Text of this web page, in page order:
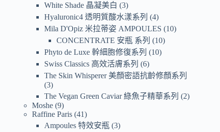
White Shade 晶凝美白
3
Hyaluronic4 透明質酸水漾系列
4
Mila D'Opiz 米拉蒂姿 AMPOULES
10
CONCENTRATE 安瓶 系列
10
Phyto de Luxe 幹細胞修復系列
10
Swiss Classics 高效活膚系列
6
The Skin Whisperer 美顏密語抗齡修顏系列
3
The Vegan Green Caviar 綠魚子精華系列
2
Moshe 9
Raffine Paris 41
Ampoules 特效安瓶 3